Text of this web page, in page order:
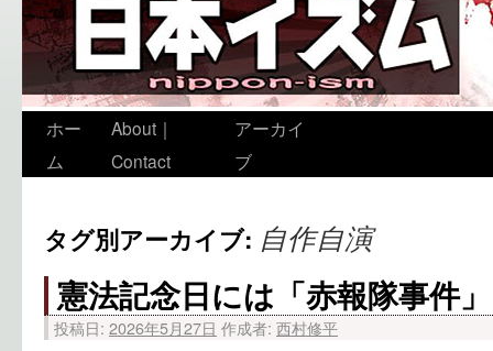
ホー
ム
About｜
Contact
アーカイ
ブ
タグ別アーカイブ: 自作自演
憲法記念日には「赤報隊事件
投稿日: 2026年5月27日 作成者: 西村修平